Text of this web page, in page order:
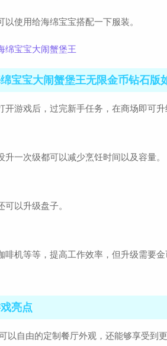
以使用给海绵宝宝搭配一下服装。
宝宝大闹蟹堡王无限金币钻石版
开游戏后，过完新手任务，在商场即可升
升一次级都可以减少烹饪时间以及容量。
可以升级盘子。
啡机等等，提高工作效率，但升级需要
亮点
以自由的定制餐厅外观，还能够享受到